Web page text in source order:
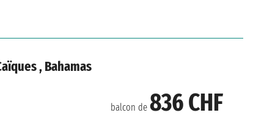
, Bahamas
balcon de836 CHF